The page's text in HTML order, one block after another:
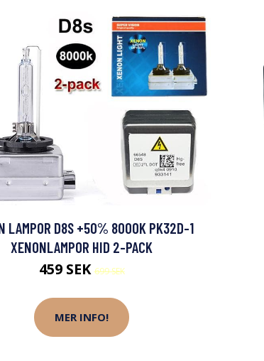
LAMPOR D8S +50% 8000K PK32D-1
XENONLAMPOR HID 2-PACK
459 SEK699 SEK
MER INFO!